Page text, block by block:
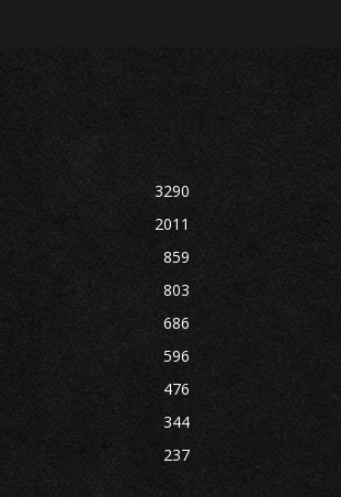
3290
2011
859
803
686
596
476
344
237